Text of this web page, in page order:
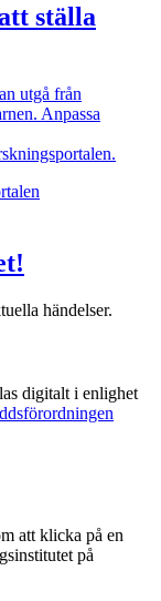
ställa
utgå från
Anpassa
händelser.
digitalt i enlighet
att klicka på en
på